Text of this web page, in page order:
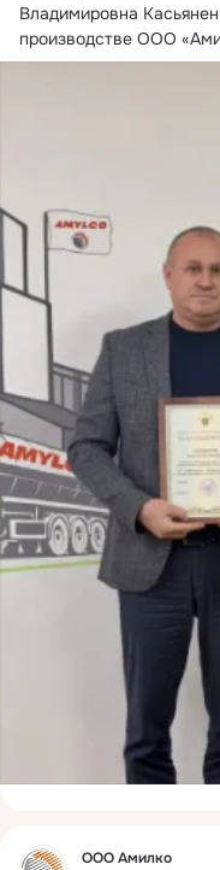
Владимировна
производстве ООО
Фид
ООО Амилко